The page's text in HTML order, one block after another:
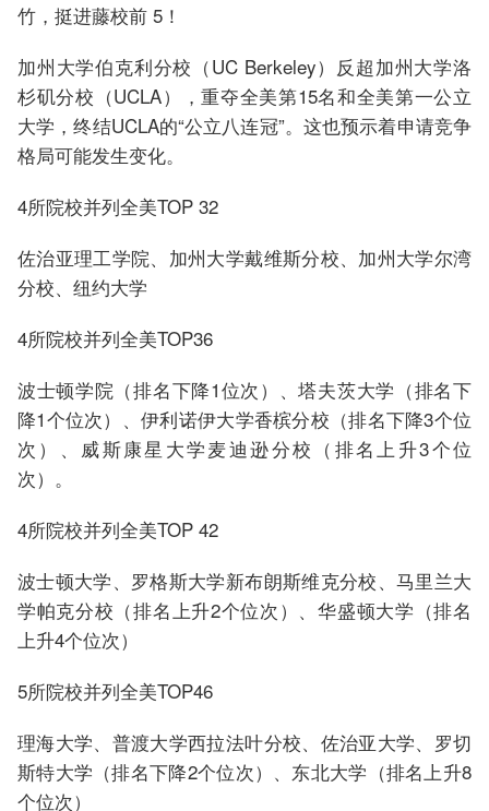
竹，挺进藤校前 5！
加州大学伯克利分校（UC Berkeley）反超加州大学洛
杉矶分校（UCLA），重夺全美第15名和全美第一公立
大学，终结UCLA的“公立八连冠”。这也预示着申请竞争
格局可能发生变化。
4所院校并列全美TOP 32
佐治亚理工学院、加州大学戴维斯分校、加州大学尔湾
分校、纽约大学
4所院校并列全美TOP36
波士顿学院（排名下降1位次）、塔夫茨大学（排名下
降1个位次）、伊利诺伊大学香槟分校（排名下降3个位
次）、威斯康星大学麦迪逊分校（排名上升3个位
次）。
4所院校并列全美TOP 42
波士顿大学、罗格斯大学新布朗斯维克分校、马里兰大
学帕克分校（排名上升2个位次）、华盛顿大学（排名
上升4个位次）
5所院校并列全美TOP46
理海大学、普渡大学西拉法叶分校、佐治亚大学、罗切
斯特大学（排名下降2个位次）、东北大学（排名上升8
个位次）